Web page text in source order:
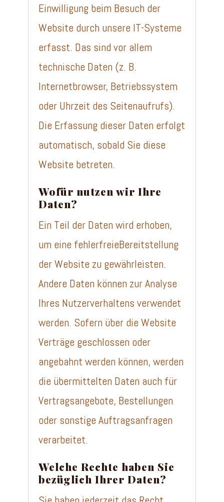
Einwilligung beim Besuch der
Website durch unsere IT-Systeme
erfasst. Das sind vor allem
technische Daten (z. B.
Internetbrowser, Betriebssystem
oder Uhrzeit des Seitenaufrufs).
Die Erfassung dieser Daten erfolgt
automatisch, sobald Sie diese
Website betreten.
Wofür nutzen wir Ihre
Daten?
Ein Teil der Daten wird erhoben,
um eine fehlerfreieBereitstellung
der Website zu gewährleisten.
Andere Daten können zur Analyse
Ihres Nutzerverhaltens verwendet
werden. Sofern über die Website
Verträge geschlossen oder
angebahnt werden können, werden
die übermittelten Daten auch für
Vertragsangebote, Bestellungen
oder sonstige Auftragsanfragen
verarbeitet.
Welche Rechte haben Sie
bezüglich Ihrer Daten?